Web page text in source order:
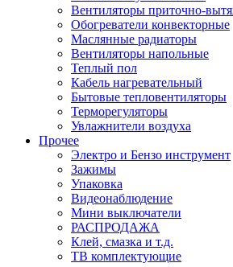
Вентиляторы приточно-
Обогреватели конвекторные
Маслянные радиаторы
Вентиляторы напольные
Теплый пол
Кабель нагревательный
Бытовые тепловентиляторы
Терморегуляторы
Увлажнители воздуха
Прочее
Электро и Бензо инструмент
Зажимы
Упаковка
Видеонаблюдение
Мини выключатели
РАСПРОДАЖА
Клей, смазка и т.д.
ТВ комплектующие